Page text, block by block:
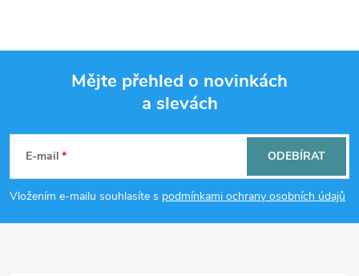
p
a
Mějte přehled o novinkách
a slevách
E-mail
Vložením e-mailu souhlasíte s podmínkami ochrany osobních údajů
ODEBÍRAT